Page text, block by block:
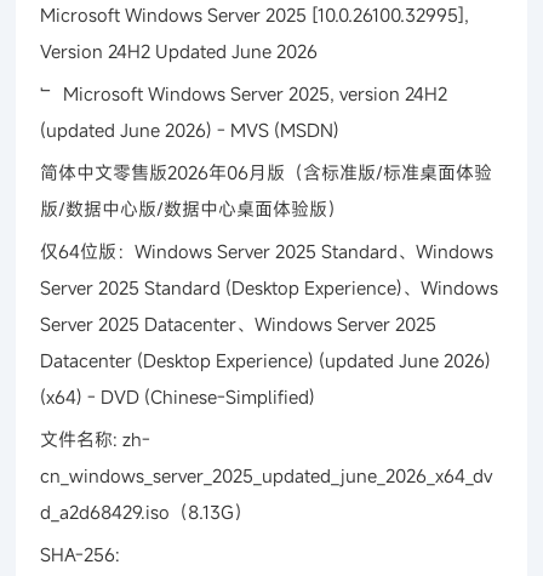
Microsoft Windows Server 2025 [10.0.26100.32995],
Version 24H2 Updated June 2026
﹂ Microsoft Windows Server 2025, version 24H2
(updated June 2026) - MVS (MSDN)
简体中文零售版2026年06月版（含标准版/标准桌面体验
版/数据中心版/数据中心桌面体验版）
仅64位版：Windows Server 2025 Standard、Windows
Server 2025 Standard (Desktop Experience)、Windows
Server 2025 Datacenter、Windows Server 2025
Datacenter (Desktop Experience) (updated June 2026)
(x64) - DVD (Chinese-Simplified)
文件名称: zh-
cn_windows_server_2025_updated_june_2026_x64_dv
d_a2d68429.iso（8.13G）
SHA-256: